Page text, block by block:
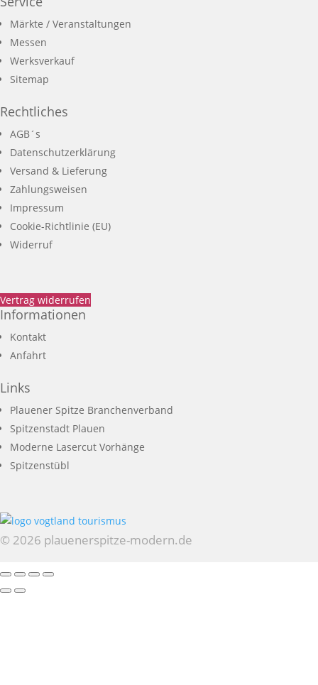
Märkte / Veranstaltungen
Messen
Werksverkauf
Sitemap
Rechtliches
AGB´s
Datenschutzerklärung
Versand & Lieferung
Zahlungsweisen
Impressum
Cookie-Richtlinie (EU)
Widerruf
Vertrag widerrufen
Informationen
Kontakt
Anfahrt
Links
Plauener Spitze Branchenverband
Spitzenstadt Plauen
Moderne Lasercut Vorhänge
Spitzenstübl
© 2026 plauenerspitze-modern.de